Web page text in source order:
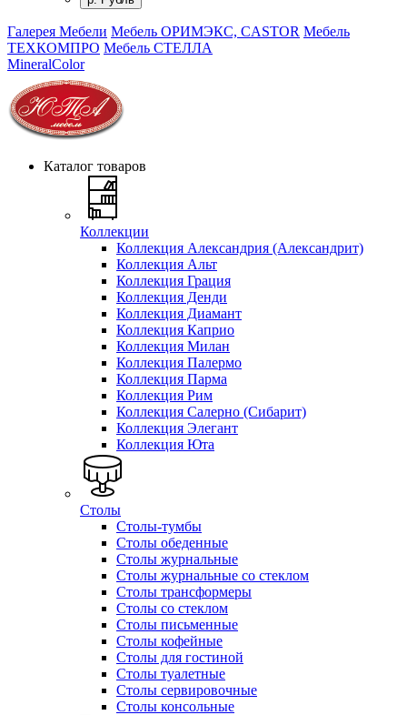
Галерея Мебели Мебель ОРИМЭКС, CASTOR Мебель
ТЕХКОМПРО Мебель СТЕЛЛА
MineralColor
Каталог товаров
Коллекции
Коллекция Александрия (Александрит)
Коллекция Альт
Коллекция Грация
Коллекция Денди
Коллекция Диамант
Коллекция Каприо
Коллекция Милан
Коллекция Палермо
Коллекция Парма
Коллекция Рим
Коллекция Салерно (Сибарит)
Коллекция Элегант
Коллекция Юта
Столы
Столы-тумбы
Столы обеденные
Столы журнальные
Столы журнальные со стеклом
Столы трансформеры
Столы со стеклом
Столы письменные
Столы кофейные
Столы для гостиной
Столы туалетные
Столы сервировочные
Столы консольные